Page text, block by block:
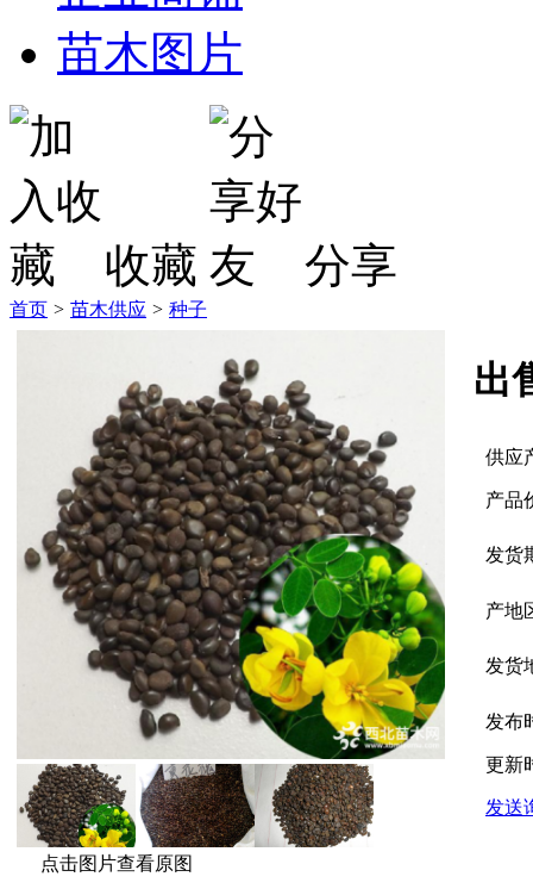
苗木图片
收藏 分享
首页 > 苗木供应 > 种子
点击图片查看原图
出
供应
产品
发货
产地
发货
发布
更新
发送